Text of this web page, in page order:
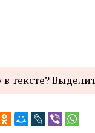
тексте?